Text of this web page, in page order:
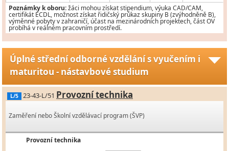
Poznámky k oboru:žáci mohou získat stipendium, výuka CAD/CAM,
certifikát ECDL, možnost získat řidičský průkaz skupiny B (zvýhodněně B),
výměnné pobyty v zahraničí, účast na mezinárodních projektech, část OV
probíhá v reálném pracovním prostředí.
Úplné střední odborné vzdělání s vyučením i
maturitou - nástavbové studium
L/5 23-43-L/51 Provozní technika
Zaměření nebo Školní vzdělávací program (ŠVP)
Provozní technika